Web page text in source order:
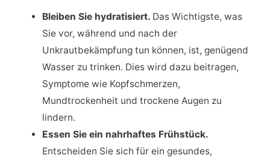
Bleiben Sie hydratisiert. Das Wichtigste, was
Sie vor, während und nach der
Unkrautbekämpfung tun können, ist, genügend
Wasser zu trinken. Dies wird dazu beitragen,
Symptome wie Kopfschmerzen,
Mundtrockenheit und trockene Augen zu
lindern.
Essen Sie ein nahrhaftes Frühstück.
Entscheiden Sie sich für ein gesundes,